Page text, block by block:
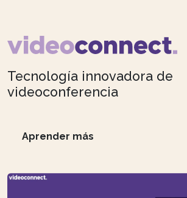
Tecnología innovadora de
videoconferencia
Aprender más